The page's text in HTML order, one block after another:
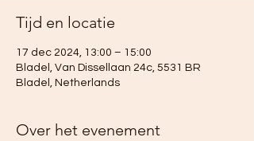
Tijd en locatie
17 dec 2024, 13:00 – 15:00
Bladel, Van Dissellaan 24c, 5531 BR
Bladel, Netherlands
Over het evenement